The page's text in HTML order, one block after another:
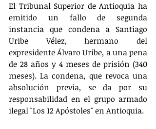
El Tribunal Superior de Antioquia ha
emitido un fallo de segunda
instancia que condena a Santiago
Uribe Vélez, hermano del
expresidente Álvaro Uribe, a una pena
de 28 años y 4 meses de prisión (340
meses). La condena, que revoca una
absolución previa, se da por su
responsabilidad en el grupo armado
ilegal "Los 12 Apóstoles" en Antioquia.